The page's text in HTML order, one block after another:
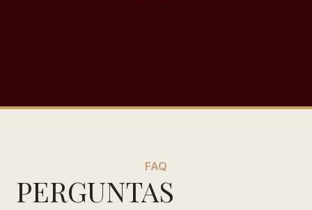
FAQ
PERGUNTAS